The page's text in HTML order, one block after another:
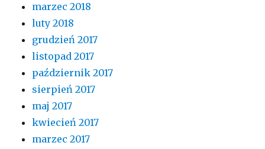
marzec 2018
luty 2018
grudzień 2017
listopad 2017
październik 2017
sierpień 2017
maj 2017
kwiecień 2017
marzec 2017